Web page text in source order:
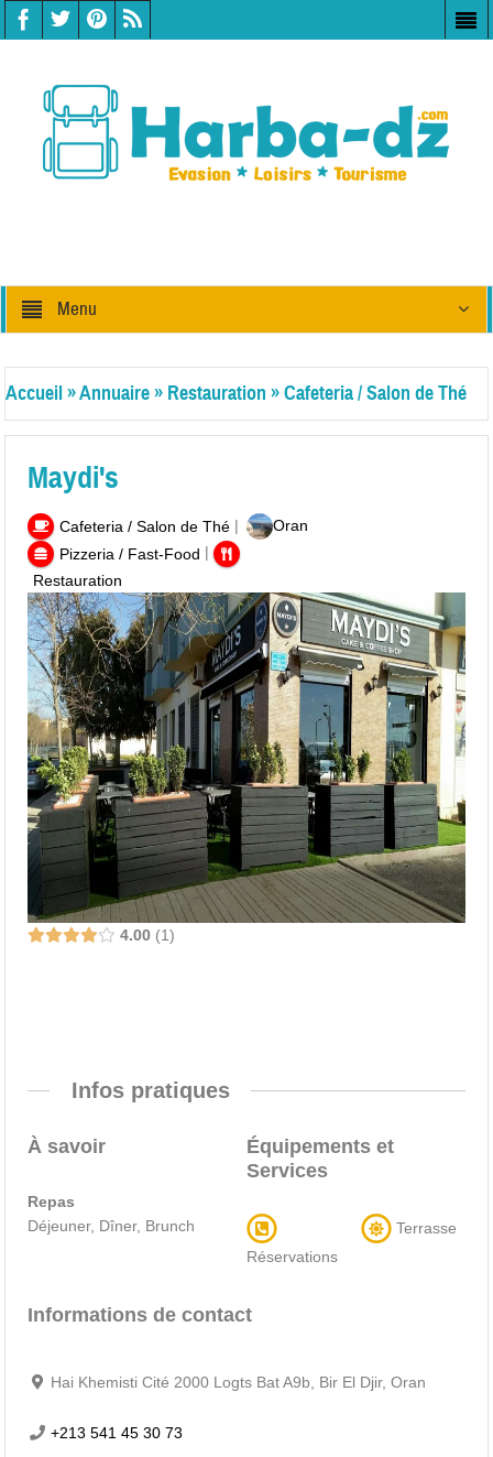
Menu
Accueil»Annuaire» Restauration »Cafeteria / Salon de Thé
Maydi's
Cafeteria / Salon de Thé|
Pizzeria / Fast-Food |
Restauration
Oran
4.00 1
Infos pratiques
À savoir
Repas
Déjeuner, Dîner, Brunch
Équipements et
Services
Réservations
Terrasse
Informations de contact
Hai Khemisti Cité 2000 Logts Bat A9b, Bir El Djir, Oran
+213 541 45 30 73